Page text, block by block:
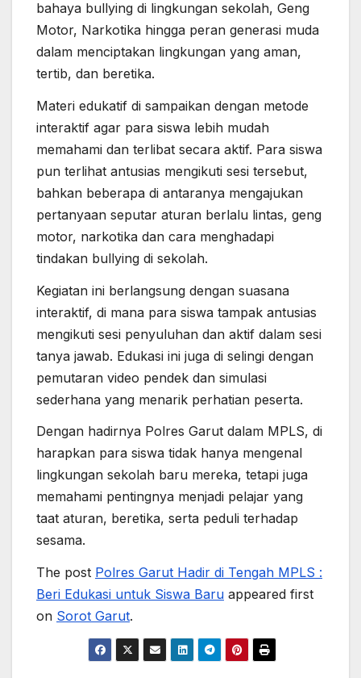
bahaya bullying di lingkungan sekolah, Geng
Motor, Narkotika hingga peran generasi muda
dalam menciptakan lingkungan yang aman,
tertib, dan beretika.
Materi edukatif di sampaikan dengan metode
interaktif agar para siswa lebih mudah
memahami dan terlibat secara aktif. Para siswa
pun terlihat antusias mengikuti sesi tersebut,
bahkan beberapa di antaranya mengajukan
pertanyaan seputar aturan berlalu lintas, geng
motor, narkotika dan cara menghadapi
tindakan bullying di sekolah.
Kegiatan ini berlangsung dengan suasana
interaktif, di mana para siswa tampak antusias
mengikuti sesi penyuluhan dan aktif dalam sesi
tanya jawab. Edukasi ini juga di selingi dengan
pemutaran video pendek dan simulasi
sederhana yang menarik perhatian peserta.
Dengan hadirnya Polres Garut dalam MPLS, di
harapkan para siswa tidak hanya mengenal
lingkungan sekolah baru mereka, tetapi juga
memahami pentingnya menjadi pelajar yang
taat aturan, beretika, serta peduli terhadap
sesama.
The post Polres Garut Hadir di Tengah MPLS :
Beri Edukasi untuk Siswa Baru appeared first
on Sorot Garut.